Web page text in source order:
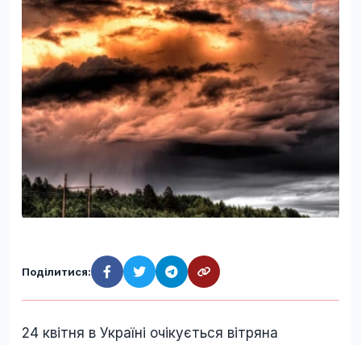
Поділитися:
24 квітня в Україні очікується вітряна